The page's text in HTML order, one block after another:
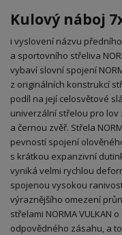
Kulový náboj
i vyslovení názvu
a sportovního střeliva
vybaví slovní spojení
z originálních konstrukcí
podíl na její celosvětové
univerzální střelou pro lov
a černou zvěř. Střela
pevností spojení
s krátkou expanzivní
vyniká velmi rychlou
spojenou vysokou
výraznějšího omezení
střelami NORMA VULKAN
odpovědného zásahu, a